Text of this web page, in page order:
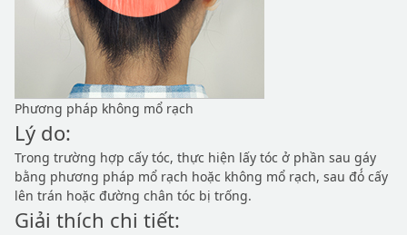
Phương pháp không mổ rạch
Lý do:
Trong trường hợp cấy tóc, thực hiện lấy tóc ở phần sau gáy
bằng phương pháp mổ rạch hoặc không mổ rạch, sau đó́ cấy
lên trán hoặc đường chân tóc bị trống.
Giải thích chi tiết: